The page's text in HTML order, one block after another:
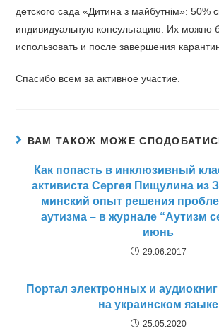
детского сада «Дитина з майбутнім»: 50%
индивидуальную консультацию. Их можно
использовать и после завершения
Спасибо всем за активное участие.
ВАМ ТАКОЖ МОЖЕ
Как попасть в инклюзивный
активиста Сергея Пищулина из
минский опыт решения
аутизма – в журнале “Аутизм
июнь
29.06.2017
Портал электронных и
на украинском языке
25.05.2020